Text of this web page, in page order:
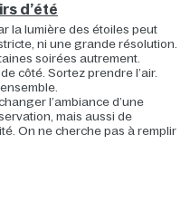
d’été
la lumière des étoiles peut
ni une grande résolution.
soirées autrement.
côté. Sortez prendre l’air.
l’ambiance d’une
mais aussi de
On ne cherche pas à remplir